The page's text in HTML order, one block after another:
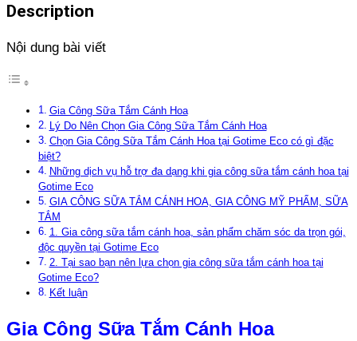
Description
Nội dung bài viết
Gia Công Sữa Tắm Cánh Hoa
Lý Do Nên Chọn Gia Công Sữa Tắm Cánh Hoa
Chọn Gia Công Sữa Tắm Cánh Hoa tại Gotime Eco có gì đặc
biệt?
Những dịch vụ hỗ trợ đa dạng khi gia công sữa tắm cánh hoa tại
Gotime Eco
GIA CÔNG SỮA TẮM CÁNH HOA, GIA CÔNG MỸ PHẨM, SỮA
TẮM
1. Gia công sữa tắm cánh hoa, sản phẩm chăm sóc da trọn gói,
độc quyền tại Gotime Eco
2. Tại sao bạn nên lựa chọn gia công sữa tắm cánh hoa tại
Gotime Eco?
Kết luận
Gia Công Sữa Tắm Cánh Hoa